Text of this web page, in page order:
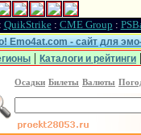
: QuikStrike: CME Group :
Emo4at.com - сайт для
| Каталоги и рейтинги
Осадки Билеты Валюты